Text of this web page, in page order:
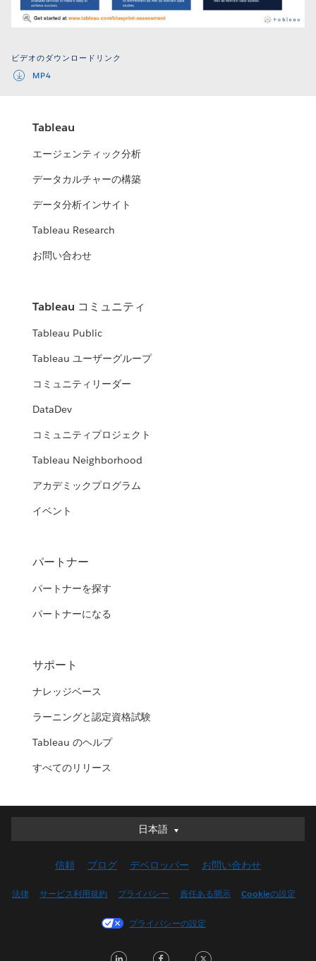
ビデオのダウンロードリンク
MP4
Tableau
エージェンティック分析
データカルチャーの構築
データ分析インサイト
Tableau Research
お問い合わせ
Tableau コミュニティ
Tableau Public
Tableau ユーザーグループ
コミュニティリーダー
DataDev
コミュニティプロジェクト
Tableau Neighborhood
アカデミックプログラム
イベント
パートナー
パートナーを探す
パートナーになる
サポート
ナレッジベース
ラーニングと認定資格試験
Tableau のヘルプ
すべてのリリース
日本語
日本語
English (UK)
Français (Canada)
信頼 ブログ デベロッパー お問い合わせ
法律 サービス利用規約 プライバシー 責任ある開示 Cookieの設定
プライバシーの設定